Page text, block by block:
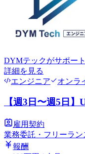
DYMテックがサポート
詳細を見る
エンジニア
オンラ
【週3日〜週5日
雇用契約
業務委託・フリーラン
報酬